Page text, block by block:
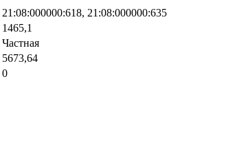
21:08:000000:618, 21:08:000000:635
1465,1
Частная
5673,64
0